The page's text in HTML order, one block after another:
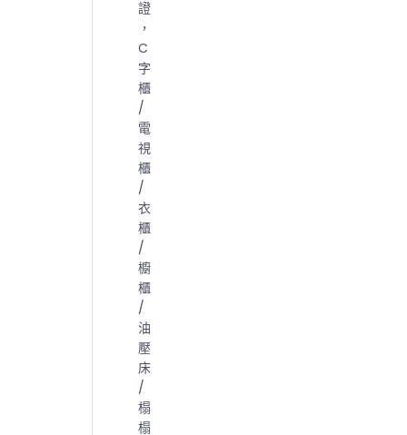
證
，
C
字
櫃
/
電
視
櫃
/
衣
櫃
/
櫥
櫃
/
油
壓
床
/
榻
榻